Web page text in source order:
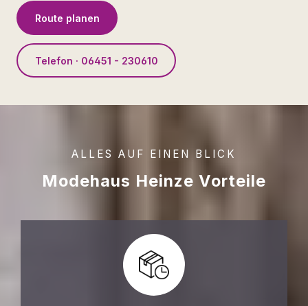
Route planen
Telefon · 06451 - 230610
ALLES AUF EINEN BLICK
Modehaus Heinze Vorteile